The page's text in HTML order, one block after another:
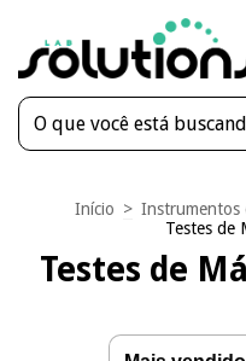
Início > Instrumentos
Testes de
Testes de